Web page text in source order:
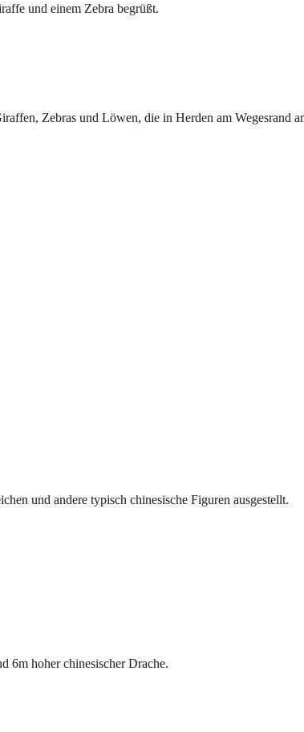
und einem Zebra begrüßt.
Zebras und Löwen, die in Herden am Wegesrand
und andere typisch chinesische Figuren ausgestellt.
6m hoher chinesischer Drache.